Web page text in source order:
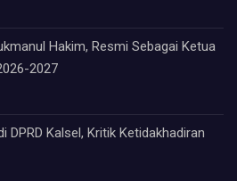
Hakim, Resmi Sebagai Ketua
2027
DPRD Kalsel, Kritik Ketidakhadiran